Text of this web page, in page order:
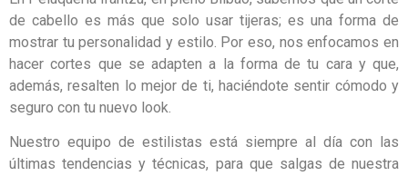
de cabello es más que solo usar tijeras; es una forma de
mostrar tu personalidad y estilo. Por eso, nos enfocamos en
hacer cortes que se adapten a la forma de tu cara y que,
además, resalten lo mejor de ti, haciéndote sentir cómodo y
seguro con tu nuevo look.
Nuestro equipo de estilistas está siempre al día con las
últimas tendencias y técnicas, para que salgas de nuestra